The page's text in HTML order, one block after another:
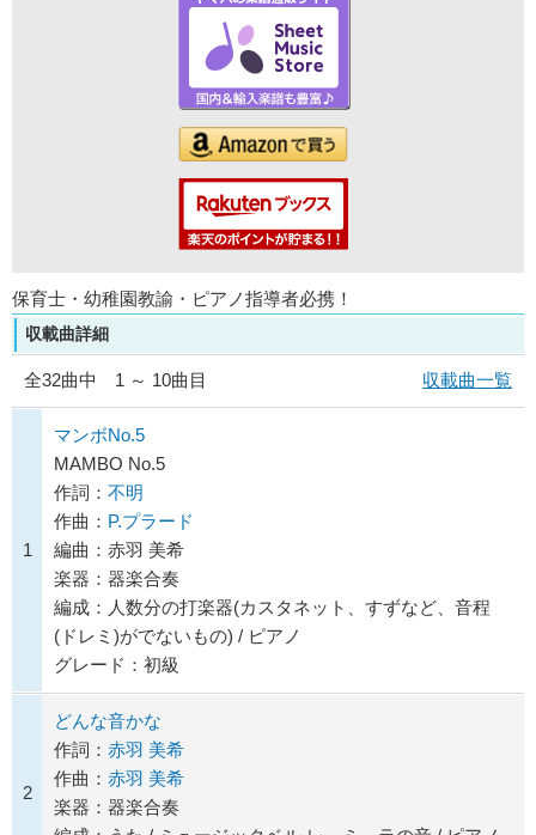
保育士・幼稚園教諭・ピアノ指導者必携！
収載曲詳細
全32曲中 1 ～ 10曲目 収載曲一覧
1
マンボNo.5
MAMBO No.5
作詞： 不明
作曲： P.プラード
編曲：赤羽 美希
楽器：器楽合奏
編成：人数分の打楽器(カスタネット、すずなど、音程
(ドレミ)がでないもの) / ピアノ
グレード：初級
2
どんな音かな
作詞： 赤羽 美希
作曲： 赤羽 美希
楽器：器楽合奏